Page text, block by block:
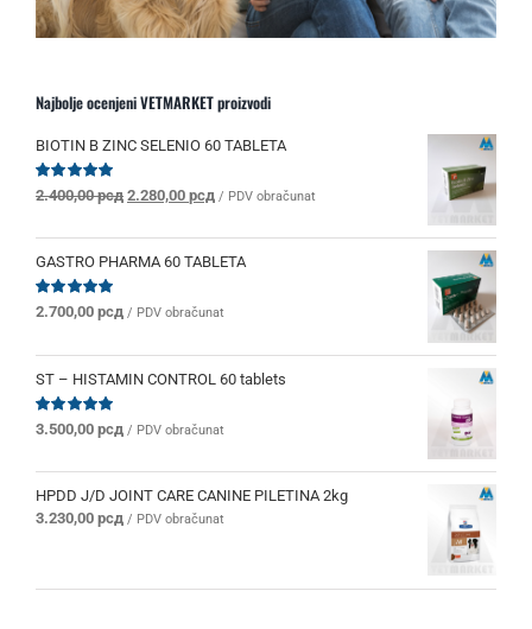
Najbolje ocenjeni VETMARKET proizvodi
BIOTIN B ZINC SELENIO 60 TABLETA
Ocenjeno
od 5
2.400,00рсд Originalna
je
bila:
2.280,00 рсд Trenutna
je:
2.280,00 рсд.
/ PDV obračunat
GASTRO PHARMA 60 TABLETA
Ocenjeno
od 5
2.700,00 рсд / PDV obračunat
ST – HISTAMIN CONTROL 60 tablets
Ocenjeno
od 5
3.500,00 рсд / PDV obračunat
HPDD J/D JOINT CARE CANINE PILETINA 2kg
3.230,00 рсд / PDV obračunat